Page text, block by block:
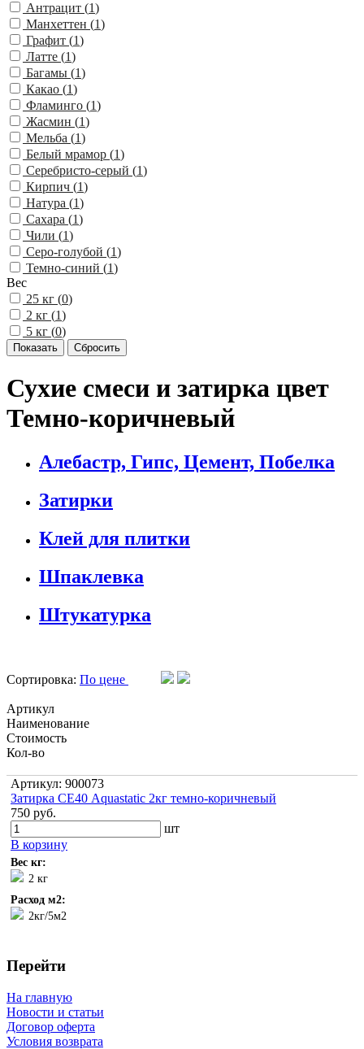
Антрацит (1)
Манхеттен (1)
Графит (1)
Латте (1)
Багамы (1)
Какао (1)
Фламинго (1)
Жасмин (1)
Мельба (1)
Белый мрамор (1)
Серебристо-серый (1)
Кирпич (1)
Натура (1)
Сахара (1)
Чили (1)
Серо-голубой (1)
Темно-синий (1)
Вес
25 кг (0)
2 кг (1)
5 кг (0)
Сухие смеси и затирка цвет
Темно-коричневый
Алебастр, Гипс, Цемент, Побелка
Затирки
Клей для плитки
Шпаклевка
Штукатурка
Сортировка: По цене
Артикул
Наименование
Стоимость
Кол-во
Артикул: 900073
Затирка СЕ40 Aquastatic 2кг темно-коричневый
750 руб.
шт
В корзину
Вес кг:
2 кг
Расход м2:
2кг/5м2
Перейти
На главную
Новости и статьи
Договор оферта
Условия возврата